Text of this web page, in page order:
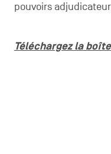
pouvoirs
Téléchargez la